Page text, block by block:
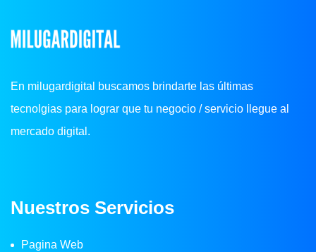
En milugardigital buscamos brindarte las últimas
tecnolgias para lograr que tu negocio / servicio llegue al
mercado digital.
Nuestros Servicios
Pagina Web